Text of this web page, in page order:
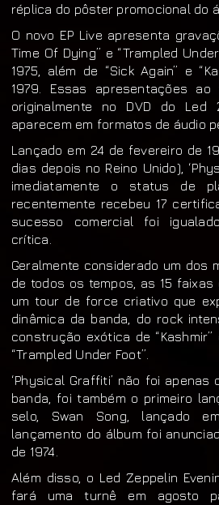
réplica do pôster promocional do
O novo EP Live apresenta
Time Of Dying” e “Trampled
1975, além de “Sick Again” e
1979. Essas apresentações
originalmente no DVD do
aparecem em formatos de áudio
Lançado em 24 de fevereiro de
dias depois no Reino Unido),
imediatamente o status de
recentemente recebeu 17
sucesso comercial foi
crítica.
Geralmente considerado um dos
de todos os tempos, as 15
um tour de force criativo que
dinâmica da banda, do rock
construção exótica de
“Trampled Under Foot”.
‘Physical Graffiti’ não foi apenas
banda, foi também o primeiro
selo, Swan Song, lançado
lançamento do álbum foi
de 1974.
Além disso, o Led Zeppelin
fará uma turnê em agosto